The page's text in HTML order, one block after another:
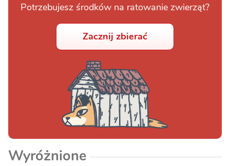
Potrzebujesz środków na ratowanie zwierząt?
Zacznij zbierać
Wyróżnione